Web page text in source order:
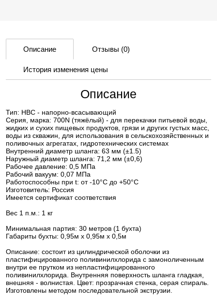
Описание Отзывы (0)
История изменения цены
Описание
Тип: НВС - напорно-всасывающий
Серия, марка: 700N (тяжёлый) - для перекачки питьевой воды,
жидких и сухих пищевых продуктов, грязи и других густых масс,
воды из скважин, для использования в сельскохозяйственных и
поливочных агрегатах, гидротехнических системах
Внутренний диаметр шланга: 63 мм (±1.5)
Наружный диаметр шланга: 71,2 мм (±0,6)
Рабочее давление: 0,5 МПа
Рабочий вакуум: 0,07 МПа
Работоспособны при t: от -10°С до +50°С
Изготовитель: Россия
Имеется сертификат соответствия
Вес 1 п.м.: 1 кг
Минимальная партия: 30 метров (1 бухта)
Габариты бухты: 0,95м х 0,95м х 0,5м
Описание: состоит из цилиндрической оболочки из
пластифицированного поливинилхлорида с замоноличенным
внутри ее прутком из непластифицированного
поливинилхлорида. Внутренняя поверхность шланга гладкая,
внешняя - волнистая. Цвет: прозрачная стенка, серая спираль.
Изготовлены методом последовательной экструзии.